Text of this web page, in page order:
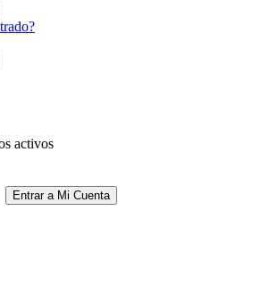
activos
Entrar a Mi Cuenta